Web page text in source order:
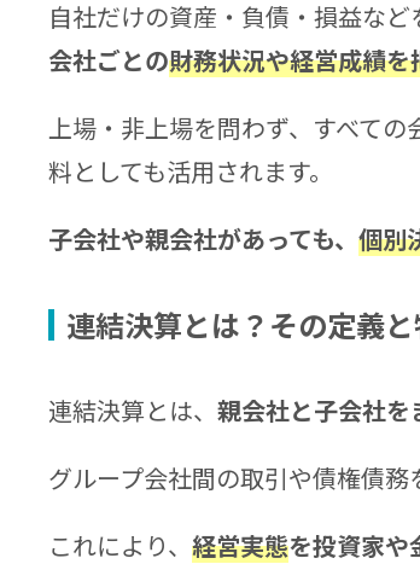
自社だけの資産・負債・損益など
会社ごとの財務状況や経営成績
上場・非上場を問わず、すべて
料としても活用されます。
子会社や親会社があっても、 個別
連結決算とは？その定義
連結決算とは、 親会社と子会社
グループ会社間の取引や債権債務
これにより、 経営実態を投資家や